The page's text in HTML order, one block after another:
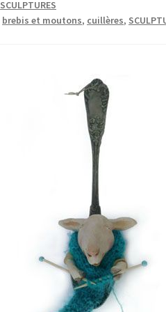
SCULPTURES
brebis et moutons, cuillères,